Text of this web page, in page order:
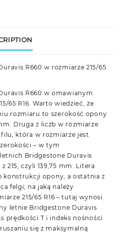
R660 w rozmiarze 215/65
R660 w omawianym
65 R16. Warto wiedzieć, że
rozmiaru to szerokość opony
Druga z liczb w rozmiarze
która w rozmiarze jest
– w tym
Bridgestone Duravis
z 215, czyli 139,75 mm. Litera
konstrukcji opony, a ostatnia z
felgi, na jaką należy
215/65 R16 – tutaj wynosi
letnie Bridgestone Duravis
prędkości T i indeks nośności
się z maksymalną